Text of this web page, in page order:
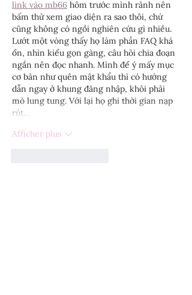
link vào mb66 hôm trước mình rảnh nên
bấm thử xem giao diện ra sao thôi, chứ
cũng không có ngồi nghiên cứu gì nhiều.
Lướt một vòng thấy họ làm phần FAQ khá
ổn, nhìn kiểu gọn gàng, câu hỏi chia đoạn
ngắn nên đọc nhanh. Mình để ý mấy mục
cơ bản như quên mật khẩu thì có hướng
dẫn ngay ở khung đăng nhập, khỏi phải
mò lung tung. Với lại họ ghi thời gian nạp
rút…
Afficher plus